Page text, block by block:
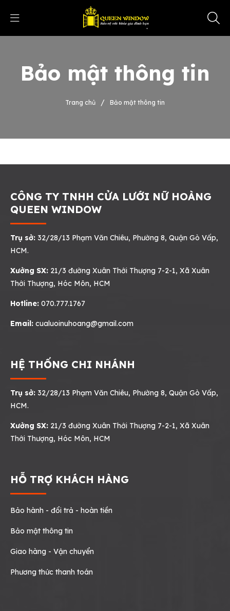
Bảo mật thông tin
Trang chủ / Bảo mật thông tin
CÔNG TY TNHH CỬA LƯỚI NỮ HOÀNG
QUEEN WINDOW
Trụ sở: 32/28/13 Phạm Văn Chiêu, Phường 8, Quận Gò Vấp,
HCM.
Xưởng SX: 21/3 đường Xuân Thới Thượng 7-2-1, Xã Xuân
Thới Thượng, Hóc Môn, HCM
Hotline: 070.777.1767
Email: cualuoinuhoang@gmail.com
HỆ THỐNG CHI NHÁNH
Trụ sở: 32/28/13 Phạm Văn Chiêu, Phường 8, Quận Gò Vấp,
HCM.
Xưởng SX: 21/3 đường Xuân Thới Thượng 7-2-1, Xã Xuân
Thới Thượng, Hóc Môn, HCM
HỖ TRỢ KHÁCH HÀNG
Bảo hành - đổi trả - hoàn tiền
Bảo mật thông tin
Giao hàng - Vận chuyển
Phương thức thanh toán